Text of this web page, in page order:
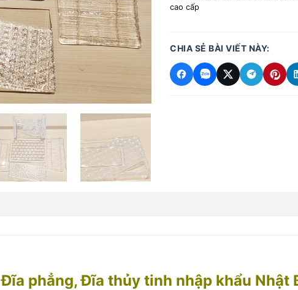
cao cấp
CHIA SẺ BÀI VIẾT NÀY:
Đĩa phẳng, Đĩa thủy tinh nhập khẩu Nhật